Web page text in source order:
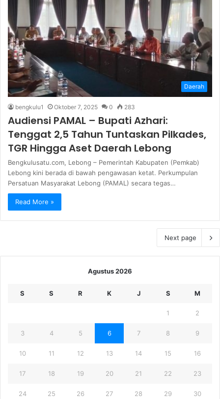
Daerah
bengkulu1 Oktober 7, 2025 0 283
Audiensi PAMAL – Bupati Azhari:
Tenggat 2,5 Tahun Tuntaskan Pilkades,
TGR Hingga Aset Daerah Lebong
Bengkulusatu.com, Lebong – Pemerintah Kabupaten (Pemkab)
Lebong kini berada di bawah pengawasan ketat. Perkumpulan
Persatuan Masyarakat Lebong (PAMAL) secara tegas…
Read More »
Next page
Agustus 2026
S S R K J S M
1 2
3 4 5 6 7 8 9
10 11 12 13 14 15 16
17 18 19 20 21 22 23
24 25 26 27 28 29 30